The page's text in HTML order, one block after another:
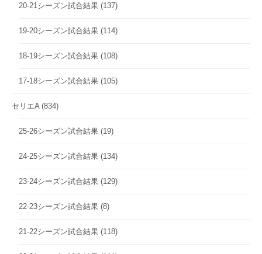
20-21シーズン試合結果 (137)
19-20シーズン試合結果 (114)
18-19シーズン試合結果 (108)
17-18シーズン試合結果 (105)
セリエA (834)
25-26シーズン試合結果 (19)
24-25シーズン試合結果 (134)
23-24シーズン試合結果 (129)
22-23シーズン試合結果 (8)
21-22シーズン試合結果 (118)